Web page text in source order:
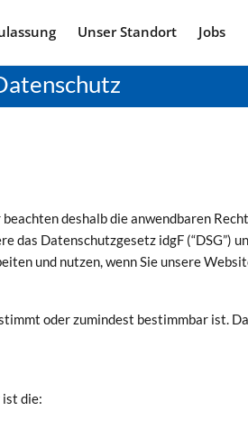
Unser Standort Jobs
deshalb die anwendbaren
Datenschutzgesetz idgF (“DSG”)
und nutzen, wenn Sie unsere
oder zumindest bestimmbar ist.
die: